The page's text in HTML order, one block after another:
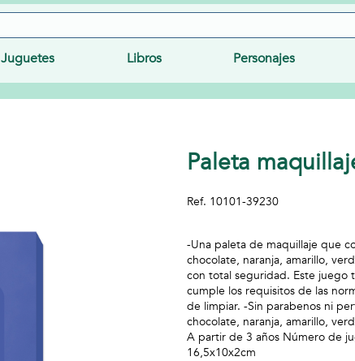
Juguetes Libros Personajes
Paleta
Ref. 10101-39230
-Una paleta de maquillaje que
chocolate, naranja, amarillo,
con total seguridad. Este juego
cumple los requisitos de las
de limpiar. -Sin parabenos ni
chocolate, naranja, amarillo,
A partir de 3 años Número de
16,5x10x2cm